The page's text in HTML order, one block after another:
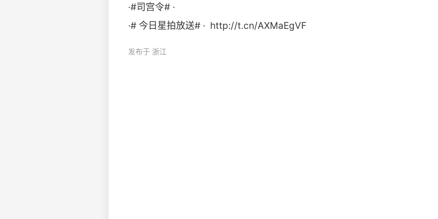
·#司宫令# ·
·#‍ 今日星拍放送# · ​ http://t.cn/AXMaEgVF ​
发布于 浙江